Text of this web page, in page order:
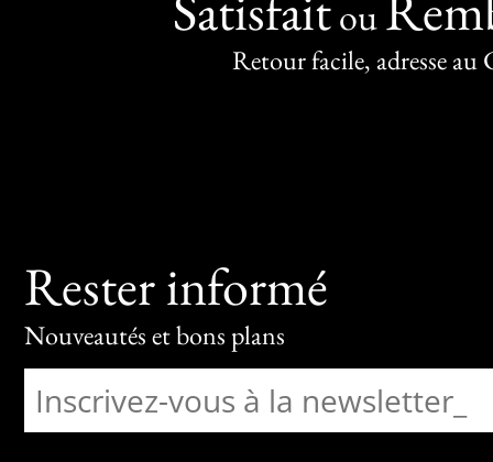
ou
Retour facile, adresse au
Rester informé
Nouveautés et bons plans